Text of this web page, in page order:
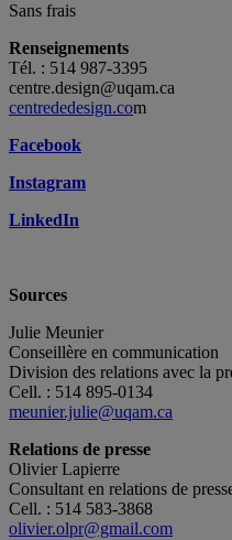
Sans frais
Renseignements
Tél. : 514 987-3395
centre.design@uqam.ca
centrededesign.com
Facebook
Instagram
LinkedIn
Sources
Julie Meunier
Conseillère en communication
Division des relations avec la
Cell. : 514 895-0134
meunier.julie@uqam.ca
Relations de presse
Olivier Lapierre
Consultant en relations de
Cell. : 514 583-3868
olivier.olpr@gmail.com